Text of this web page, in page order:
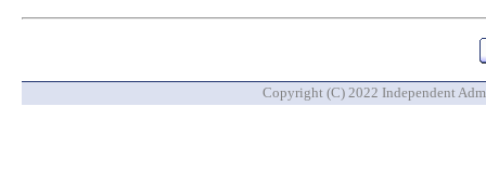
Copyright (C) 2022 Independent